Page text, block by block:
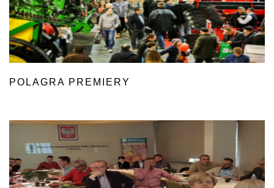
POLAGRA PREMIERY